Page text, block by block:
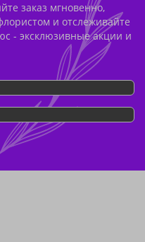
заказ мгновенно,
и отслеживайте
- эксклюзивные акции и